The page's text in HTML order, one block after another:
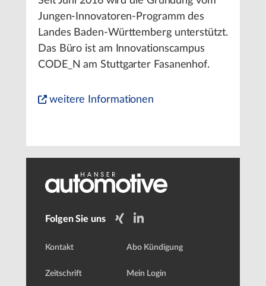
Jungen-Innovatoren-Programm des
Landes Baden-Württemberg unterstützt.
Das Büro ist am Innovationscampus
CODE_N am Stuttgarter Fasanenhof.
weitere Informationen
Folgen Sie uns
Kontakt
Zeitschrift
Abo Kündigung
Mein Login